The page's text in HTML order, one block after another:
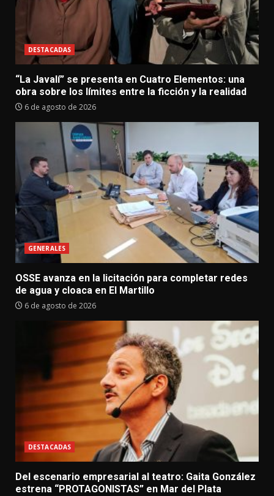
DESTACADAS
“La Javalí” se presenta en Cuatro Elementos: una
obra sobre los límites entre la ficción y la realidad
6 de agosto de 2026
GENERALES
OSSE avanza en la licitación para completar redes
de agua y cloaca en El Martillo
6 de agosto de 2026
DESTACADAS
Del escenario empresarial al teatro: Gaita González
estrena “PROTAGONISTAS” en Mar del Plata